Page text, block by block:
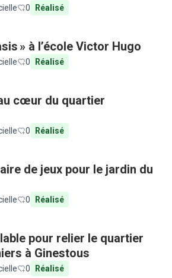
0 Réalisé
» à l’école Victor Hugo
0 Réalisé
cœur du quartier
0 Réalisé
de jeux pour le jardin du
0 Réalisé
pour relier le quartier
à Ginestous
0 Réalisé